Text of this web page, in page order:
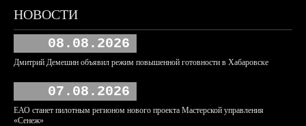
НОВОСТИ
08.08.2026
Дмитрий Демешин объявил режим повышенной готовности в Хабаровске
07.08.2026
ЕАО станет пилотным регионом нового проекта Мастерской управления
«Сенеж»